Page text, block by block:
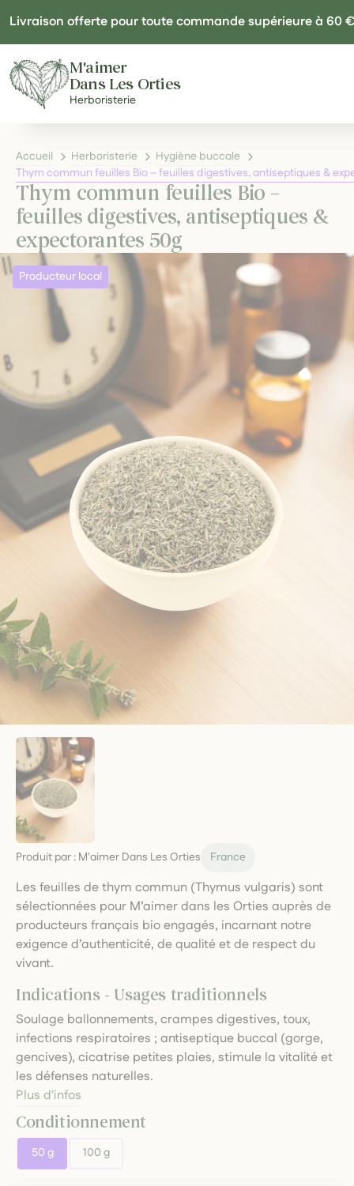
Livraison offerte pour toute commande supérieure à 60 €
M'aimer
Dans Les Orties
Herboristerie
Accueil Herboristerie
Hygiène buccale
Thym commun feuilles Bio – feuilles digestives, antiseptiques &
Thym commun feuilles Bio –
feuilles digestives, antiseptiques &
expectorantes 50g
Produit par : M'aimer Dans Les Orties France
Les feuilles de thym commun (Thymus vulgaris) sont
sélectionnées pour M’aimer dans les Orties auprès de
producteurs français bio engagés, incarnant notre
exigence d’authenticité, de qualité et de respect du
vivant.
Indications - Usages traditionnels
Soulage ballonnements, crampes digestives, toux,
infections respiratoires ; antiseptique buccal (gorge,
gencives), cicatrise petites plaies, stimule la vitalité et
les défenses naturelles.
Plus d'infos
Conditionnement
50 g 100 g